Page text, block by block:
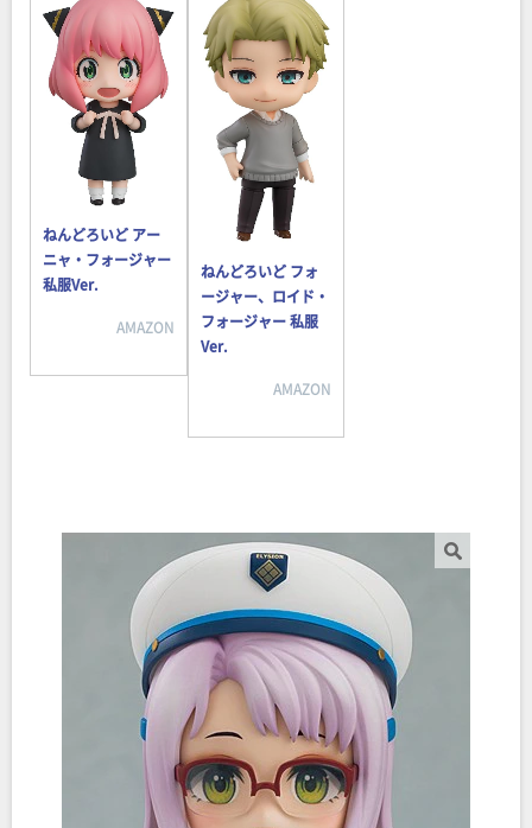
ねんどろいど アー
ニャ・フォージャー
私服Ver.
AMAZON
ねんどろいど フォ
ージャー、ロイド・
フォージャー 私服
Ver.
AMAZON